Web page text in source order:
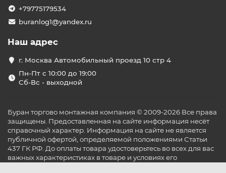
+79775179534
buranlog1@yandex.ru
Наш адрес
г. Москва Автомобильный проезд 10 стр 4
Пн-Пт с 10:00 до 19:00
Сб-Вс - выходной
Буран торгово монтажная компания © 2009-2026 Все права
защищены. Предоставленная на сайте информация несёт
справочный характер. Информация на сайте не является
публичной офертой, определяемой положениями Статьи
437 ГК РФ. До оплаты товара удостоверьтесь во всех для вас
важных характеристиках в товаре и условиях его